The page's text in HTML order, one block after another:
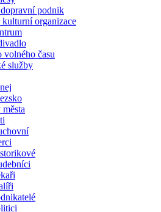
podnik
kulturní organizace
volného času
služby